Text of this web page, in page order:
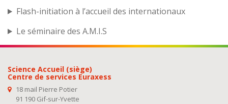
Flash-initiation à l’accueil des internationaux
Le séminaire des A.M.I.S
Science Accueil (siège)
Centre de services Euraxess
18 mail Pierre Potier
91 190 Gif-sur-Yvette